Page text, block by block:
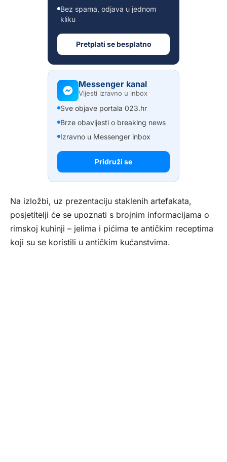
Bez spama, odjava u jednom
kliku
Pretplati se besplatno
Messenger kanal
Vijesti izravno u inbox
Sve objave portala 023.hr
Brze obavijesti o breaking news
Izravno u Messenger inbox
Pridruži se
Na izložbi, uz prezentaciju staklenih artefakata,
posjetitelji će se upoznati s brojnim informacijama o
rimskoj kuhinji – jelima i pićima te antičkim receptima
koji su se koristili u antičkim kućanstvima.